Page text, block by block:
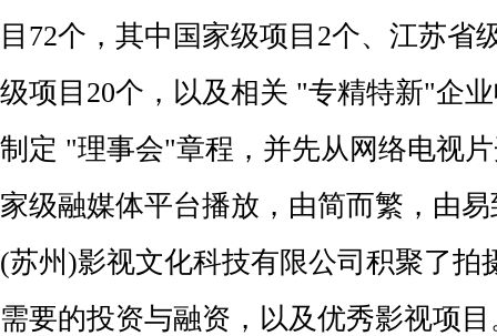
目72个，其中国家级项目2个、江苏省
级项目20个，以及相关 "专精特新"企
制定 "理事会"章程，并先从网络电视
家级融媒体平台播放，由简而繁，由
(苏州)影视文化科技有限公司积聚了拍
需要的投资与融资，以及优秀影视项目